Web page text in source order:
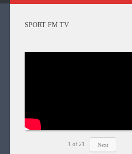
SPORT FM TV
1 of 21 Next